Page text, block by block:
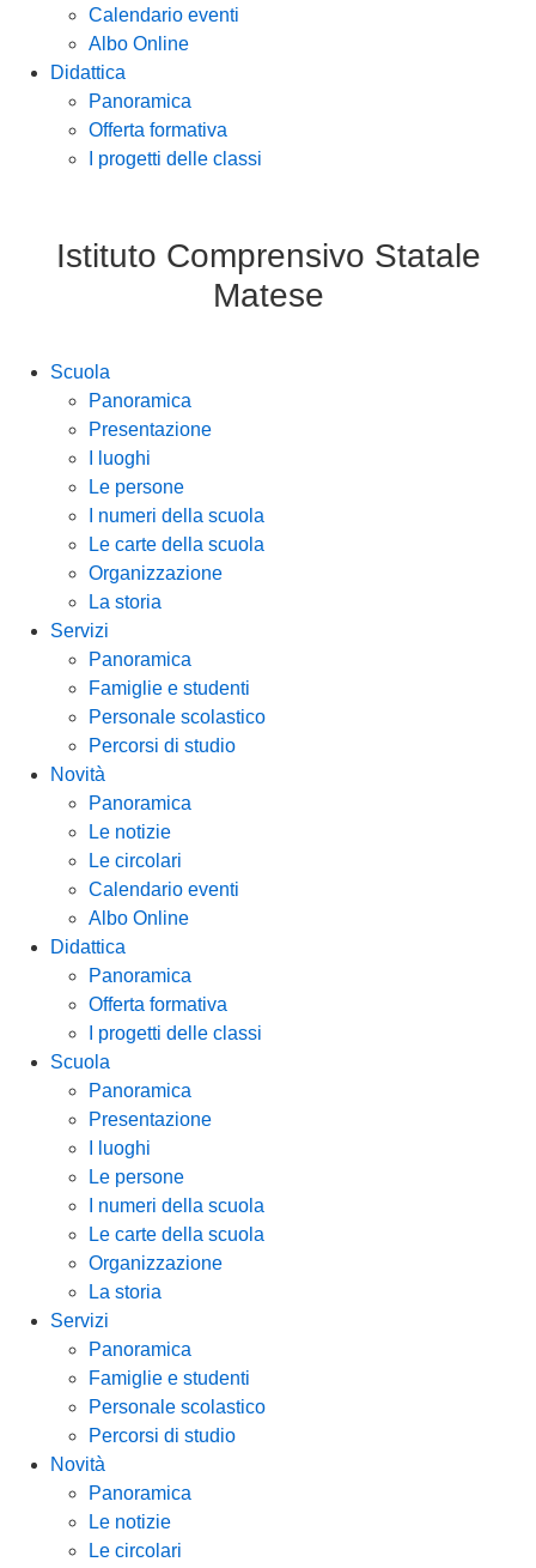
Calendario eventi
Albo Online
Didattica
Panoramica
Offerta formativa
I progetti delle classi
Istituto Comprensivo Statale
Matese
Scuola
Panoramica
Presentazione
I luoghi
Le persone
I numeri della scuola
Le carte della scuola
Organizzazione
La storia
Servizi
Panoramica
Famiglie e studenti
Personale scolastico
Percorsi di studio
Novità
Panoramica
Le notizie
Le circolari
Calendario eventi
Albo Online
Didattica
Panoramica
Offerta formativa
I progetti delle classi
Scuola
Panoramica
Presentazione
I luoghi
Le persone
I numeri della scuola
Le carte della scuola
Organizzazione
La storia
Servizi
Panoramica
Famiglie e studenti
Personale scolastico
Percorsi di studio
Novità
Panoramica
Le notizie
Le circolari